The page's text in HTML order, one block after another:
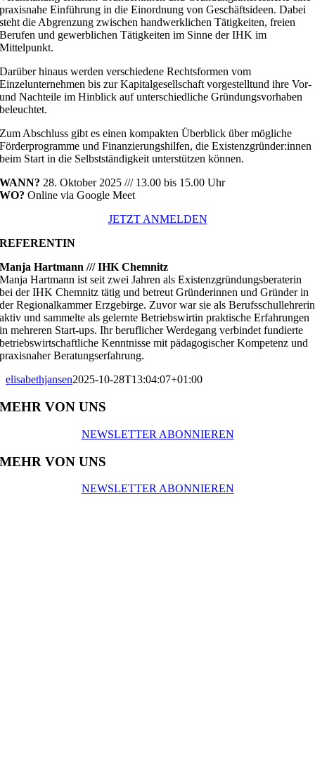
praxisnahe Einführung in die Einordnung von Geschäftsideen. Dabei
steht die Abgrenzung zwischen handwerklichen Tätigkeiten, freien
Berufen und gewerblichen Tätigkeiten im Sinne der IHK im
Mittelpunkt.
Darüber hinaus werden verschiedene Rechtsformen vom
Einzelunternehmen bis zur Kapitalgesellschaft vorgestelltund ihre Vor-
und Nachteile im Hinblick auf unterschiedliche Gründungsvorhaben
beleuchtet.
Zum Abschluss gibt es einen kompakten Überblick über mögliche
Förderprogramme und Finanzierungshilfen, die Existenzgründer:innen
beim Start in die Selbstständigkeit unterstützen können.
WANN?28. Oktober 2025 /// 13.00 bis 15.00 Uhr
WO? Online via Google Meet
JETZT ANMELDEN
REFERENTIN
Manja Hartmann /// IHK Chemnitz
Manja Hartmann ist seit zwei Jahren als Existenzgründungsberaterin
bei der IHK Chemnitz tätig und betreut Gründerinnen und Gründer in
der Regionalkammer Erzgebirge. Zuvor war sie als Berufsschullehrerin
aktiv und sammelte als gelernte Betriebswirtin praktische Erfahrungen
in mehreren Start-ups. Ihr beruflicher Werdegang verbindet fundierte
betriebswirtschaftliche Kenntnisse mit pädagogischer Kompetenz und
praxisnaher Beratungserfahrung.
elisabethjansen2025-10-28T13:04:07+01:00
MEHR VON UNS
NEWSLETTER ABONNIEREN
MEHR VON UNS
NEWSLETTER ABONNIEREN